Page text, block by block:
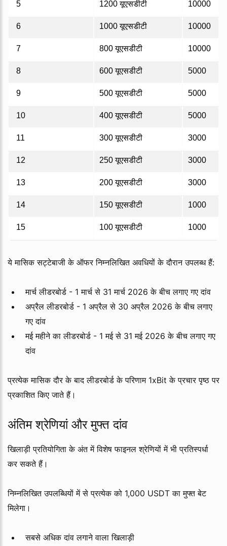
5 1200 यूएसडीटी 10000
6 1000 यूएसडीटी 10000
7 800 यूएसडीटी 10000
8 600 यूएसडीटी 5000
9 500 यूएसडीटी 5000
10 400 यूएसडीटी 5000
11 300 यूएसडीटी 3000
12 250 यूएसडीटी 3000
13 200 यूएसडीटी 3000
14 150 यूएसडीटी 1000
15 100 यूएसडीटी 1000
ये मासिक सट्टेबाजी के ऑफर निम्नलिखित अवधियों के दौरान उपलब्ध हैं:
मार्च लीडरबोर्ड - 1 मार्च से 31 मार्च 2026 के बीच लगाए गए दांव
अप्रैल लीडरबोर्ड - 1 अप्रैल से 30 अप्रैल 2026 के बीच लगाए
गए दांव
मई महीने का लीडरबोर्ड - 1 मई से 31 मई 2026 के बीच लगाए गए
दांव
प्रत्येक मासिक दौर के बाद लीडरबोर्ड के परिणाम 1xBit के प्रचार पृष्ठ पर
प्रकाशित किए जाते हैं।
अंतिम श्रेणियां और मुफ्त दांव
खिलाड़ी प्रतियोगिता के अंत में विशेष फाइनल श्रेणियों में भी प्रतिस्पर्धा
कर सकते हैं।
निम्नलिखित उपलब्धियों में से प्रत्येक को 1,000 USDT का मुफ्त बेट
मिलेगा।
सबसे अधिक दांव लगाने वाला खिलाड़ी